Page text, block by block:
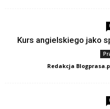
Kurs angielskiego jako
Redakcja